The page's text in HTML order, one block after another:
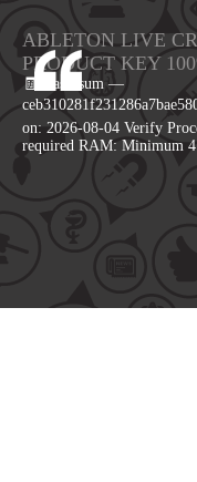
ABLETON LIVE
PRODUCT KEY
🧾 Hash-sum —
on: 2026-08-04 Verify
required RAM: Minimum